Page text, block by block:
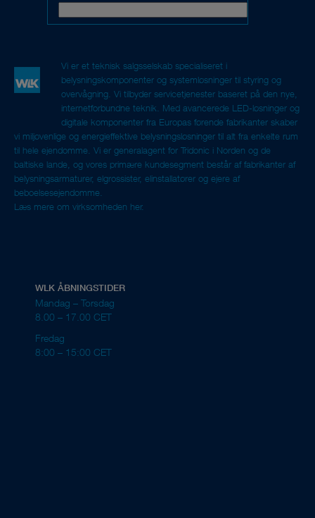
Vi er et teknisk salgsselskab specialiseret i
belysningskomponenter og systemløsninger til styring og
overvågning. Vi tilbyder servicetjenester baseret på den nye,
internetforbundne teknik. Med avancerede LED-løsninger og
digitale komponenter fra Europas førende fabrikanter skaber
vi miljøvenlige og energieffektive belysningsløsninger til alt fra enkelte rum
til hele ejendomme. Vi er generalagent for Tridonic i Norden og de
baltiske lande, og vores primære kundesegment består af fabrikanter af
belysningsarmaturer, elgrossister, elinstallatører og ejere af
beboelsesejendomme.
Læs mere om virksomheden her.
WLK ÅBNINGSTIDER
Mandag – Torsdag
8.00 – 17.00 CET
Fredag
8:00 – 15:00 CET